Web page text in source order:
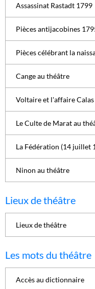
Assassinat Rastadt 1799
Pièces antijacobines
Pièces célébrant la
Cange au théâtre
Voltaire et l'affaire Calas
Le Culte de Marat au
La Fédération (14 juillet
Ninon au théâtre
Lieux de théâtre
Lieux de théâtre
Les mots du théâtre
Accès au dictionnaire